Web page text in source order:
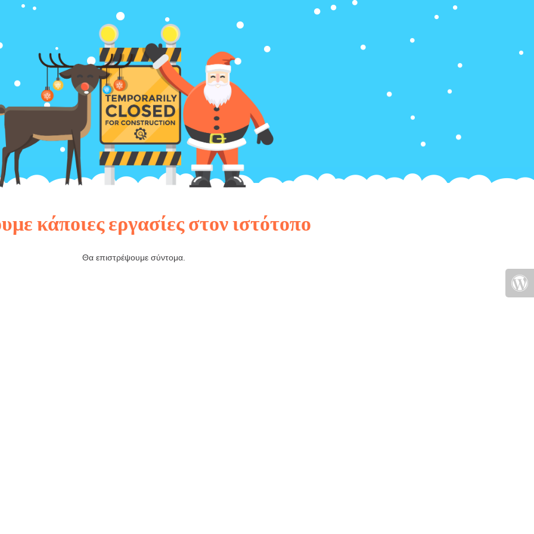
κάποιες εργασίες στον ιστότοπο
Θα επιστρέψουμε σύντομα.